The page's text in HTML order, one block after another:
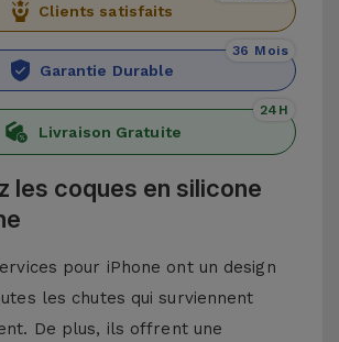
Clients satisfaits
Garantie Durable
36 Mois
Livraison Gratuite
24H
les coques en silicone
pour iPhone ont un design
les chutes qui surviennent
De plus, ils offrent une